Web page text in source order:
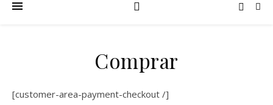
Comprar
[customer-area-payment-checkout /]